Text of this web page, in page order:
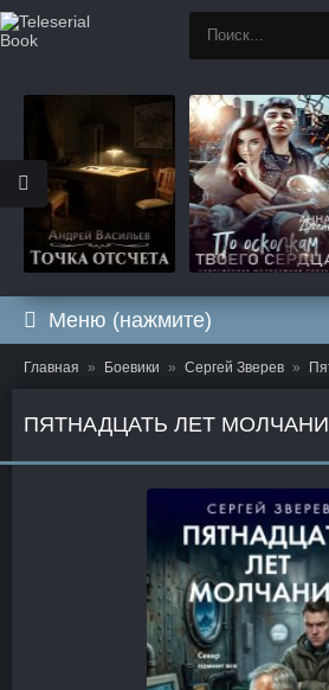
Меню (нажмите)
Главная Боевики Сергей Зверев
ПЯТНАДЦАТЬ ЛЕТ